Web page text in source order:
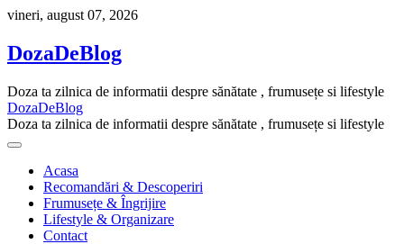
Skip
content
vineri, august 07, 2026
DozaDeBlog
Doza ta zilnica de informatii despre sănătate , frumusețe si lifestyle
DozaDeBlog
Doza ta zilnica de informatii despre sănătate , frumusețe si lifestyle
Acasa
Recomandări & Descoperiri
Frumusețe & Îngrijire
Lifestyle & Organizare
Contact